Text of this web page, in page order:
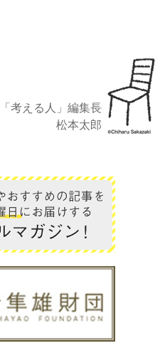
「考える人」編集長
松本太郎